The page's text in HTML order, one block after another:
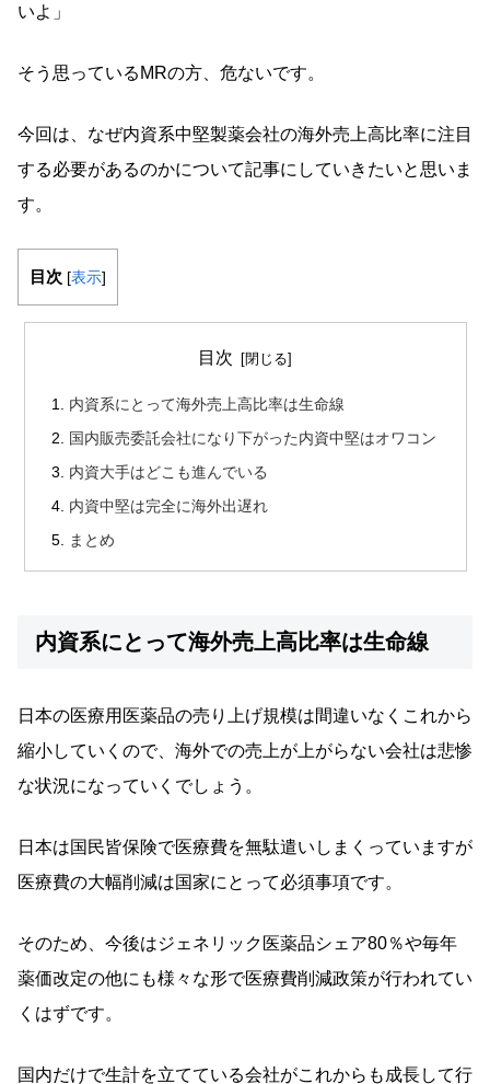
いよ」
そう思っているMRの方、危ないです。
今回は、なぜ内資系中堅製薬会社の海外売上高比率に注目
する必要があるのかについて記事にしていきたいと思いま
す。
目次 [表示]
目次
内資系にとって海外売上高比率は生命線
国内販売委託会社になり下がった内資中堅はオワコン
内資大手はどこも進んでいる
内資中堅は完全に海外出遅れ
まとめ
内資系にとって海外売上高比率は生命線
日本の医療用医薬品の売り上げ規模は間違いなくこれから
縮小していくので、海外での売上が上がらない会社は悲惨
な状況になっていくでしょう。
日本は国民皆保険で医療費を無駄遣いしまくっていますが
医療費の大幅削減は国家にとって必須事項です。
そのため、今後はジェネリック医薬品シェア80％や毎年
薬価改定の他にも様々な形で医療費削減政策が行われてい
くはずです。
国内だけで生計を立てている会社がこれからも成長して行